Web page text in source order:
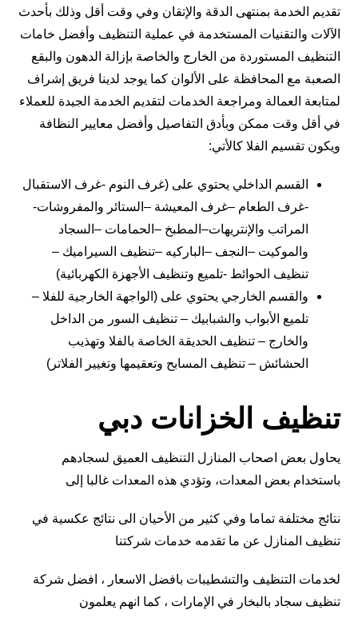
تقديم الخدمة بمنتهى الدقة والإتقان وفي وقت أقل وذلك بأحدث
الآلات والتقنيات المستخدمة في عملية التنظيف وأفضل خامات
التنظيف المستوردة من الخارج والخاصة بإزالة الدهون والبقع
الصعبة مع المحافظة على الألوان كما يوجد لدينا فريق إشراف
لمتابعة العمالة ومراجعة الخدمات لتقديم الخدمة الجيدة للعملاء
في أقل وقت ممكن وبأدق التفاصيل وأفضل معايير النظافة
ويكون تقسيم الفلا كالأتي:
القسم الداخلي يحتوي على (غرف النوم -غرف الاستقبال
-غرف الطعام –غرف المعيشة –الستائر والمفروشات-
المراتب والإنتريهات–المطبخ –الحمامات –السجاد
والموكيت –النجف –الباركيه –تنظيف السيراميك –
تنظيف الحوائط -تلميع وتنظيف الأجهزة الكهربائية)
والقسم الخارجي يحتوي على (الواجهة الخارجية للفلا –
تلميع الأبواب والشبابيك – تنظيف السور من الداخل
والخارج – تنظيف الحديقة الخاصة بالفلا وتهذيب
الحشائش – تنظيف المسابح وتعقيمها وتغيير الفلاتر)
تنظيف الخزانات دبي
يحاول بعض اصحاب المنازل التنظيف العميق لسجادهم
باستخدام بعض المعدات، وتؤدي هذه المعدات غالبا إلى
نتائج مختلفة تماما وفي كثير من الأحيان الى نتائج عكسية في
تنظيف المنازل عن ما تقدمه خدمات شركتنا
لخدمات التنظيف والتشطيبات بافضل الاسعار ، افضل شركة
تنظيف سجاد بالبخار في الإمارات ، كما انهم يعلمون